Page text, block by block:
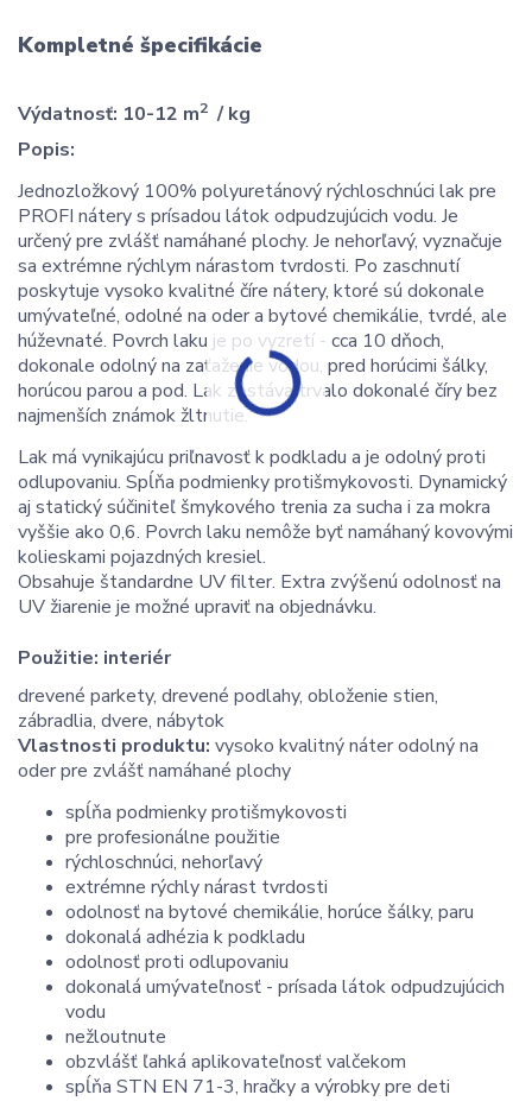
Kompletné špecifikácie
Výdatnosť: 10-12 m2 / kg
Popis:
Jednozložkový 100% polyuretánový rýchloschnúci lak pre
PROFI nátery s prísadou látok odpudzujúcich vodu. Je
určený pre zvlášť namáhané plochy. Je nehorľavý, vyznačuje
sa extrémne rýchlym nárastom tvrdosti. Po zaschnutí
poskytuje vysoko kvalitné číre nátery, ktoré sú dokonale
umývateľné, odolné na oder a bytové chemikálie, tvrdé, ale
húževnaté. Povrch laku je po vyzretí - cca 10 dňoch,
dokonale odolný na zaťaženie vodou, pred horúcimi šálky,
horúcou parou a pod. Lak zostáva trvalo dokonalé číry bez
najmenších známok žltnutie.
Lak má vynikajúcu priľnavosť k podkladu a je odolný proti
odlupovaniu. Spĺňa podmienky protišmykovosti. Dynamický
aj statický súčiniteľ šmykového trenia za sucha i za mokra
vyššie ako 0,6. Povrch laku nemôže byť namáhaný kovovými
kolieskami pojazdných kresiel.
Obsahuje štandardne UV filter. Extra zvýšenú odolnosť na
UV žiarenie je možné upraviť na objednávku.
Použitie: interiér
drevené parkety, drevené podlahy, obloženie stien,
zábradlia, dvere, nábytok
Vlastnosti produktu: vysoko kvalitný náter odolný na
oder pre zvlášť namáhané plochy
spĺňa podmienky protišmykovosti
pre profesionálne použitie
rýchloschnúci, nehorľavý
extrémne rýchly nárast tvrdosti
odolnosť na bytové chemikálie, horúce šálky, paru
dokonalá adhézia k podkladu
odolnosť proti odlupovaniu
dokonalá umývateľnosť - prísada látok odpudzujúcich
vodu
nežloutnute
obzvlášť ľahká aplikovateľnosť valčekom
spĺňa STN EN 71-3, hračky a výrobky pre deti